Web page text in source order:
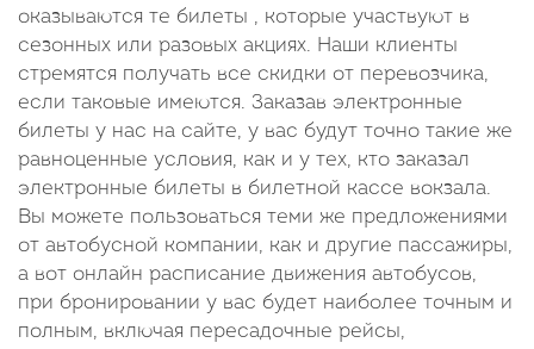
оказываются те билеты , которые участвуют в
сезонных или разовых акциях. Наши клиенты
стремятся получать все скидки от перевозчика,
если таковые имеются. Заказав электронные
билеты у нас на сайте, у вас будут точно такие же
равноценные условия, как и у тех, кто заказал
электронные билеты в билетной кассе вокзала.
Вы можете пользоваться теми же предложениями
от автобусной компании, как и другие пассажиры,
а вот онлайн расписание движения автобусов,
при бронировании у вас будет наиболее точным и
полным, включая пересадочные рейсы,